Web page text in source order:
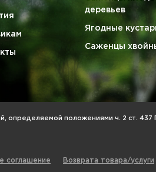
деревьев
Ягодные
Саженцы
определяемой положениями ч. 2 ст. 437
соглашение Возврата товара/услуги